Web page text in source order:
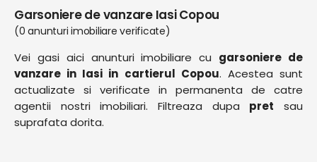
Garsoniere de vanzare Iasi Copou
(0 anunturi imobiliare verificate)
Vei gasi aici anunturi imobiliare cu garsoniere de
vanzare in Iasi in cartierul Copou. Acestea sunt
actualizate si verificate in permanenta de catre
agentii nostri imobiliari. Filtreaza dupa pret sau
suprafata dorita.